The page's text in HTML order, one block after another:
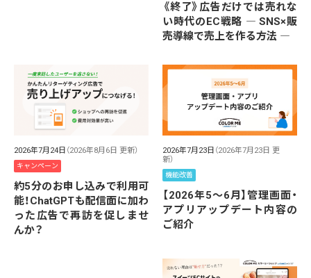
《終了》広告だけでは売れな
い時代のEC戦略 ― SNS×販
売導線で売上を作る方法 ―
2026年7月24日 （2026年8月6日 更新）
キャンペーン
約5分のお申し込みで利用可
能！ChatGPTも配信面に加わ
った広告で再訪を促しませ
んか？
2026年7月23日 （2026年7月23日 更
新）
機能改善
【2026年5～6月】管理画面・
アプリアップデート内容の
ご紹介